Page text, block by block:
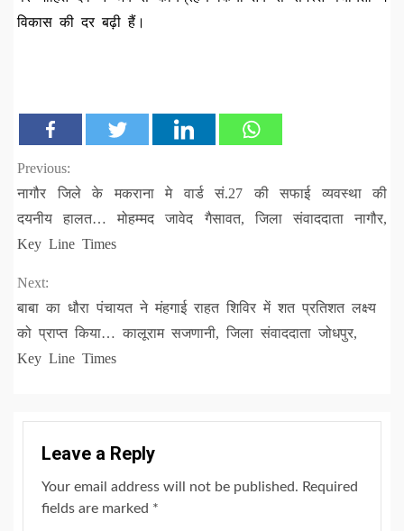
विकास की दर बढ़ी हैं।
Continue
Reading
Previous:
नागौर जिले के मकराना मे वार्ड सं.27 की सफाई व्यवस्था की
दयनीय हालत… मोहम्मद जावेद गैसावत, जिला संवाददाता नागौर,
Key Line Times
Next:
बाबा का धौरा पंचायत ने मंहगाई राहत शिविर में शत प्रतिशत लक्ष्य
को प्राप्त किया… कालूराम सजणानी, जिला संवाददाता जोधपुर,
Key Line Times
Leave a Reply
Your email address will not be published. Required
fields are marked *